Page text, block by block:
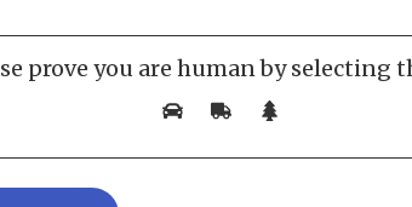
prove you are human by selecting